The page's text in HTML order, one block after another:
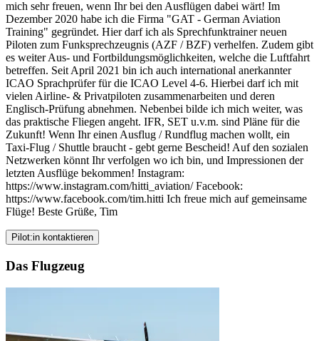
mich sehr freuen, wenn Ihr bei den Ausflügen dabei wärt! Im
Dezember 2020 habe ich die Firma "GAT - German Aviation
Training" gegründet. Hier darf ich als Sprechfunktrainer neuen
Piloten zum Funksprechzeugnis (AZF / BZF) verhelfen. Zudem gibt
es weiter Aus- und Fortbildungsmöglichkeiten, welche die Luftfahrt
betreffen. Seit April 2021 bin ich auch international anerkannter
ICAO Sprachprüfer für die ICAO Level 4-6. Hierbei darf ich mit
vielen Airline- & Privatpiloten zusammenarbeiten und deren
Englisch-Prüfung abnehmen. Nebenbei bilde ich mich weiter, was
das praktische Fliegen angeht. IFR, SET u.v.m. sind Pläne für die
Zukunft! Wenn Ihr einen Ausflug / Rundflug machen wollt, ein
Taxi-Flug / Shuttle braucht - gebt gerne Bescheid! Auf den sozialen
Netzwerken könnt Ihr verfolgen wo ich bin, und Impressionen der
letzten Ausflüge bekommen! Instagram:
https://www.instagram.com/hitti_aviation/ Facebook:
https://www.facebook.com/tim.hitti Ich freue mich auf gemeinsame
Flüge! Beste Grüße, Tim
Pilot:in kontaktieren
Das Flugzeug